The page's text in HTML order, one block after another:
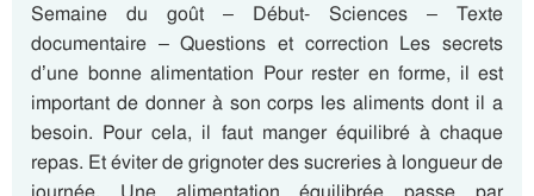
Semaine du goût – Début- Sciences – Texte
documentaire – Questions et correction Les secrets
d’une bonne alimentation Pour rester en forme, il est
important de donner à son corps les aliments dont il a
besoin. Pour cela, il faut manger équilibré à chaque
repas. Et éviter de grignoter des sucreries à longueur de